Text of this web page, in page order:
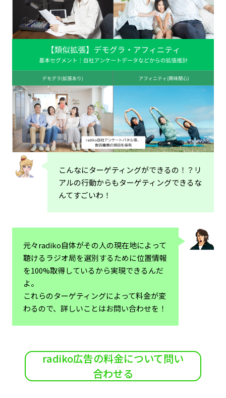
こんなにターゲティングができるの！？リ
アルの行動からもターゲティングできるな
んてすごいわ！
元々radiko自体がその人の現在地によって
聴けるラジオ局を選別するために位置情報
を100%取得しているから実現できるんだ
よ。
これらのターゲティングによって料金が変
わるので、詳しいことはお問い合わせを！
radiko広告の料金について問い
合わせる